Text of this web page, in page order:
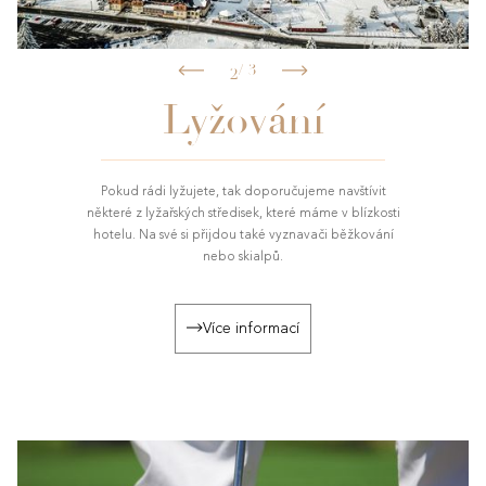
Lyžování
Pokud rádi lyžujete, tak doporučujeme navštívit
některé z lyžařských středisek, které máme v blízkosti
hotelu. Na své si přijdou také vyznavači běžkování
nebo skialpů.
Více informací
1
2
3/ 3